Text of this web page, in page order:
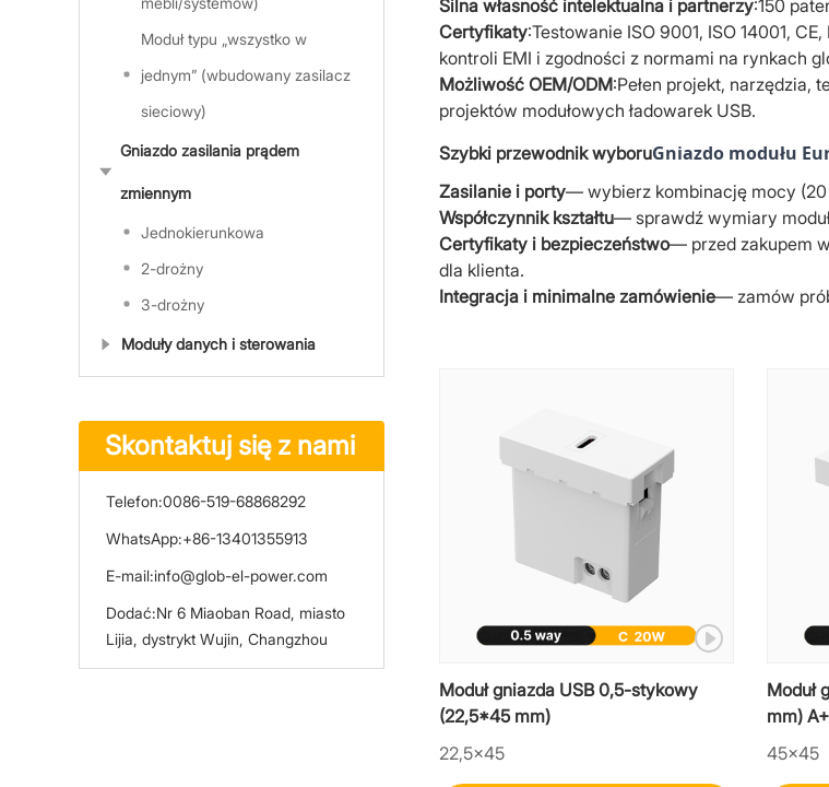
Moduł typu „wszystko w
jednym” (wbudowany zasilacz
sieciowy)
Gniazdo zasilania prądem
zmiennym
Jednokierunkowa
2-drożny
3-drożny
Moduły danych i sterowania
Skontaktuj się z nami
Telefon:0086-519-68868292
WhatsApp:+86-13401355913
E-mail:info@glob-el-power.com
Dodać:Nr 6 Miaoban Road, miasto
Lijia, dystrykt Wujin, Changzhou
Silna własność intelektualna i partnerzy:150
Certyfikaty:Testowanie ISO 9001, ISO 14001,
kontroli EMI i zgodności z normami na rynkach
Możliwość OEM/ODM:Pełen projekt, narzędzia,
projektów modułowych ładowarek USB.
Szybki przewodnik wyboruGniazdo modułu
Zasilanie i porty— wybierz kombinację mocy (20
Współczynnik kształtu— sprawdź wymiary
Certyfikaty i bezpieczeństwo— przed zakupem
dla klienta.
Integracja i minimalne zamówienie— zamów
Moduł gniazda USB 0,5-stykowy
(22,5*45 mm)
22,5×45
Moduł
mm)
45×45